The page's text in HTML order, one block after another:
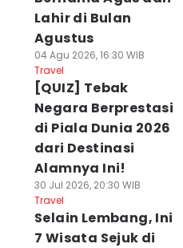
Lahir di Bulan
Agustus
04 Agu 2026, 16:30 WIB
Travel
[QUIZ] Tebak
Negara Berprestasi
di Piala Dunia 2026
dari Destinasi
Alamnya Ini!
30 Jul 2026, 20:30 WIB
Travel
Selain Lembang, Ini
7 Wisata Sejuk di